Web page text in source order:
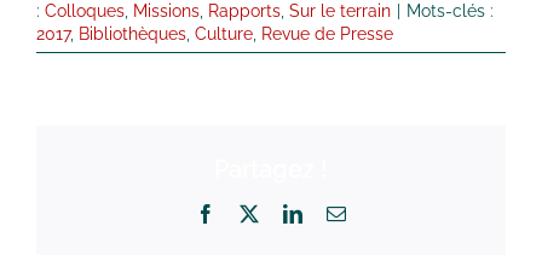
: Colloques Missions Rapports Sur le terrain
Mots-clés :
2017, Bibliothèques Culture Revue de Presse
Facebook LinkedInEmail